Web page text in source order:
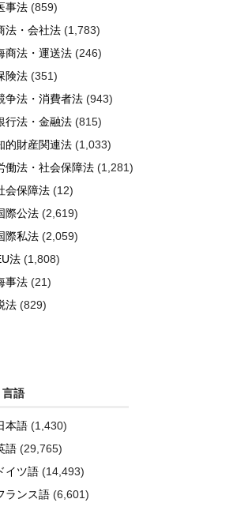
事法 (859)
法・会社法 (1,783)
商法・運送法 (246)
険法 (351)
争法・消費者法 (943)
行法・金融法 (815)
的財産関連法 (1,033)
働法・社会保障法 (1,281)
会保障法 (12)
際公法 (2,619)
際私法 (2,059)
法 (1,808)
事法 (21)
法 (829)
言語
本語 (1,430)
語 (29,765)
イツ語 (14,493)
ランス語 (6,601)